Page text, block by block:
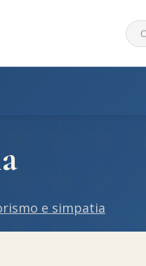
e simpatia